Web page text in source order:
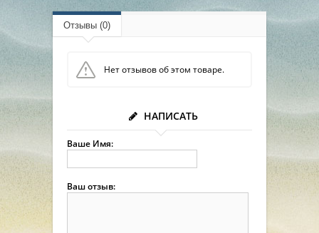
Отзывы (0)
Нет отзывов об этом товаре.
НАПИСАТЬ
Ваше Имя:
Ваш отзыв: